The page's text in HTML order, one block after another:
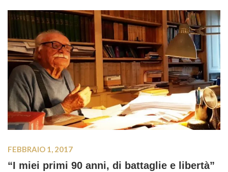
FEBBRAIO 1, 2017
“I miei primi 90 anni, di battaglie e libertà”